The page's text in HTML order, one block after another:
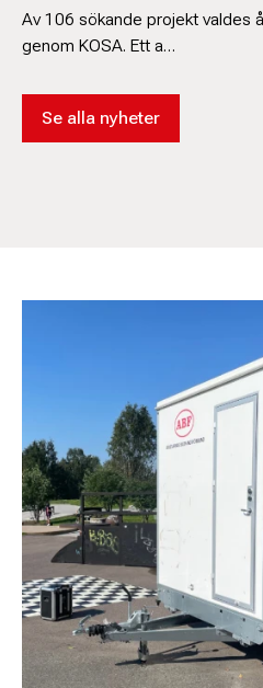
Av 106 sökande projekt valdes
genom KOSA. Ett a…
Se alla nyheter